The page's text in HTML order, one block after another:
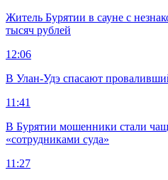
Житель Бурятии в сауне с
тысяч рублей
12:06
В Улан-Удэ спасают
11:41
В Бурятии мошенники стали
«сотрудниками суда»
11:27